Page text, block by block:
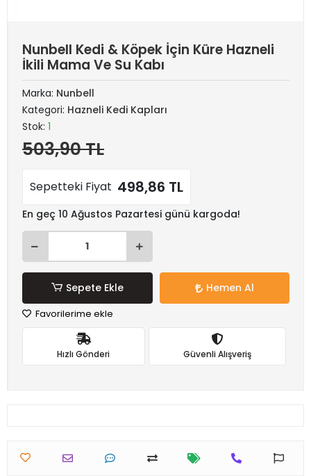
Nunbell Kedi & Köpek İçin Küre Hazneli
İkili Mama Ve Su Kabı
Marka: Nunbell
Kategori: Hazneli Kedi Kapları
Stok: 1
503,90 TL
Sepetteki Fiyat 498,86 TL
En geç 10 Ağustos Pazartesi günü kargoda!
Sepete Ekle Hemen Al
Favorilerime ekle
Hızlı Gönderi Güvenli Alışveriş